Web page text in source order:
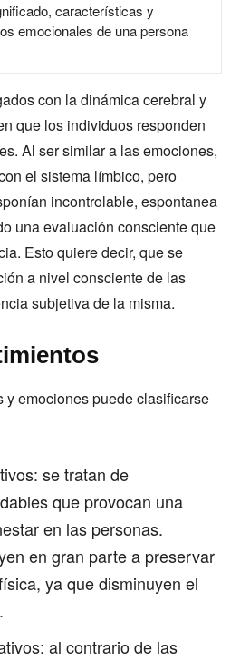
características y
emocionales de una persona
con la dinámica cerebral y
que los individuos responden
Al ser similar a las emociones,
el sistema límbico, pero
incontrolable, espontanea
una evaluación consciente que
Esto quiere decir, que se
a nivel consciente de las
subjetiva de la misma.
y emociones puede clasificarse
se tratan de
que provocan una
en las personas.
en gran parte a preservar
ya que disminuyen el
al contrario de las